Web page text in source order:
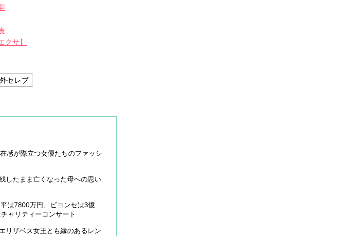
サ】
セレブ
感が際立つ女優たちのファッシ
したまま亡くなった母への思い
は7800万円、ビヨンセは3億
ャリティーコンサート
リザベス女王とも縁のあるレン